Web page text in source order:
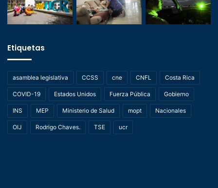
Etiquetas
asamblea legislativa CCSS cne CNFL Costa Rica
COVID-19 Estados Unidos Fuerza Pública Gobierno
INS MEP Ministerio de Salud mopt Nacionales
OIJ Rodrigo Chaves. TSE ucr